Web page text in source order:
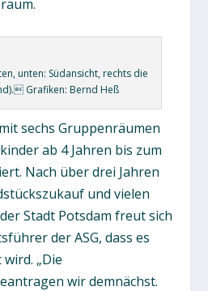
unten: Südansicht, rechts die
Grafiken: Bernd Heß
sechs Gruppenräumen
ab 4 Jahren bis zum
Nach über drei Jahren
und vielen
Stadt Potsdam freut sich
der ASG, dass es
„Die
wir demnächst.